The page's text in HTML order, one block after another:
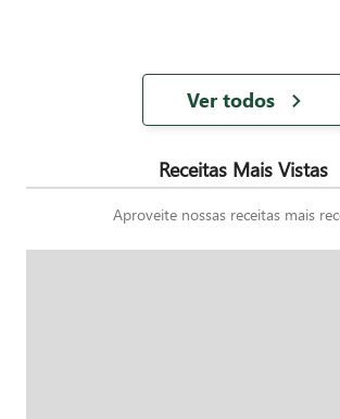
Ver todos
Receitas Mais Vistas
Aproveite nossas receitas mais